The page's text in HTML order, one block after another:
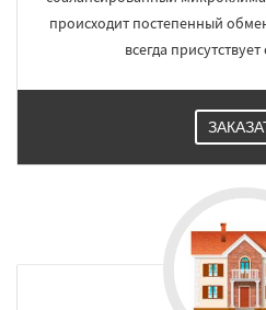
происходит постепенный
всегда